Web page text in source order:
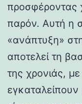
προσφέροντας
παρόν. Αυτή η
«ανάπτυξη»
αποτελεί τη
της χρονιάς,
εγκαταλείπουν